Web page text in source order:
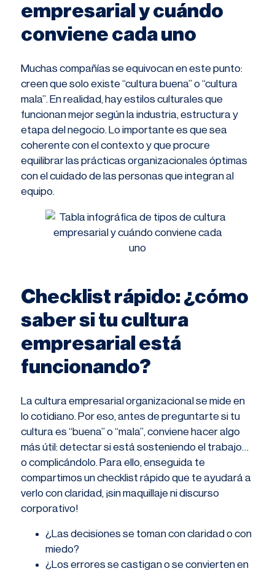
empresarial y cuándo
conviene cada uno
Muchas compañías se equivocan en este punto:
creen que solo existe “cultura buena” o “cultura
mala”. En realidad, hay estilos culturales que
funcionan mejor según la industria, estructura y
etapa del negocio. Lo importante es que sea
coherente con el contexto y que procure
equilibrar las prácticas organizacionales óptimas
con el cuidado de las personas que integran al
equipo.
Checklist rápido: ¿cómo
saber si tu cultura
empresarial está
funcionando?
La cultura empresarial organizacional se mide en
lo cotidiano. Por eso, antes de preguntarte si tu
cultura es “buena” o “mala”, conviene hacer algo
más útil: detectar si está sosteniendo el trabajo…
o complicándolo. Para ello, enseguida te
compartimos un checklist rápido que te ayudará a
verlo con claridad, ¡sin maquillaje ni discurso
corporativo!
¿Las decisiones se toman con claridad o con
miedo?
¿Los errores se castigan o se convierten en